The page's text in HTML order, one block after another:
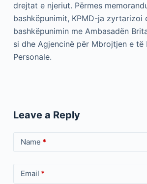
drejtat e njeriut. Përmes
bashkëpunimit, KPMD-ja zyrtarizoi
bashkëpunimin me Ambasadën
si dhe Agjencinë për Mbrojtjen e të
Personale.
Leave a Reply
Name *
Email *